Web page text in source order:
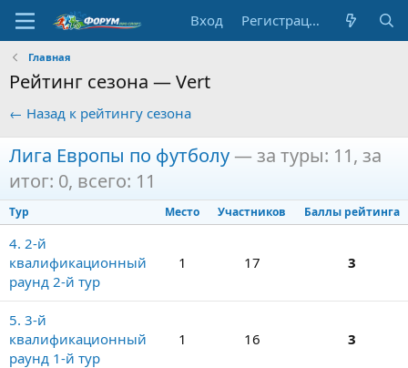
Вход Регистрация
Главная
Рейтинг сезона — Vert
← Назад к рейтингу сезона
Лига Европы по футболу— за туры: 11, за
итог: 0, всего: 11
Тур Место Участников Баллы рейтинга
4. 2-й
квалификационный
раунд 2-й тур
1 17 3
5. 3-й
квалификационный
раунд 1-й тур
1 16 3